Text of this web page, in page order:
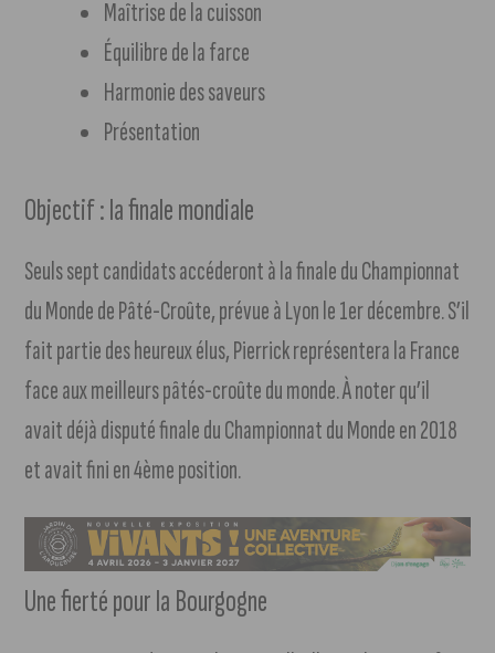
Maîtrise de la cuisson
Équilibre de la farce
Harmonie des saveurs
Présentation
Objectif : la finale mondiale
Seuls sept candidats accéderont à la finale du Championnat
du Monde de Pâté-Croûte, prévue à Lyon le 1er décembre. S’il
fait partie des heureux élus, Pierrick représentera la France
face aux meilleurs pâtés-croûte du monde. À noter qu’il
avait déjà disputé finale du Championnat du Monde en 2018
et avait fini en 4ème position.
Une fierté pour la Bourgogne